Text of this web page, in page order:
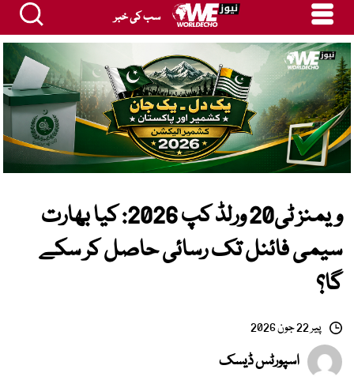
سب کی خبر
ویمنز ٹی20 ورلڈ کپ 2026: کیا بھارت
سیمی فائنل تک رسائی حاصل کر سکے
گا؟
پیر 22 جون 2026
اسپورٹس ڈیسک